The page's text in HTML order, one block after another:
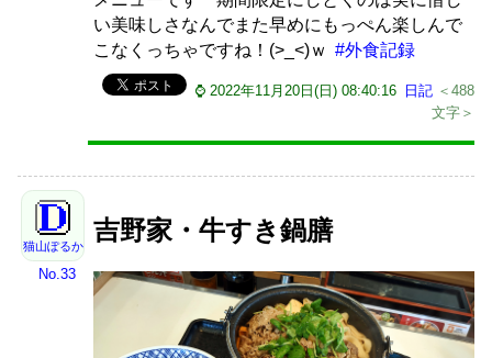
い美味しさなんでまた早めにもっぺん楽しんで
こなくっちゃですね！(>_<)ｗ #外食記録
⌚ 2022年11月20日(日) 08:40:16 日記 ＜488
文字＞
猫山ぽるか
No.33
吉野家・牛すき鍋膳